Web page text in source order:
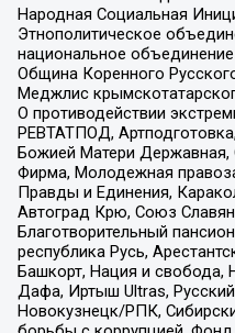
Народная Социальная
Этнополитическое
национальное
Община Коренного
Меджлис
О противодействии
РЕВТАТПОД,
Божией Матери Державная,
Фирма, Молодежная
Правды и Единения,
Автоград Крю, Союз
Благотворительный
республика Русь,
Башкорт, Нация и свобода,
Дафа, Иртыш Ultras,
Новокузнецк/РПК,